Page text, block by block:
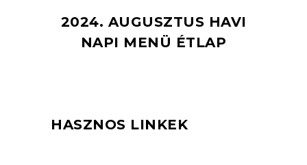
2024. AUGUSZTUS HAVI
NAPI MENÜ ÉTLAP
HASZNOS LINKEK